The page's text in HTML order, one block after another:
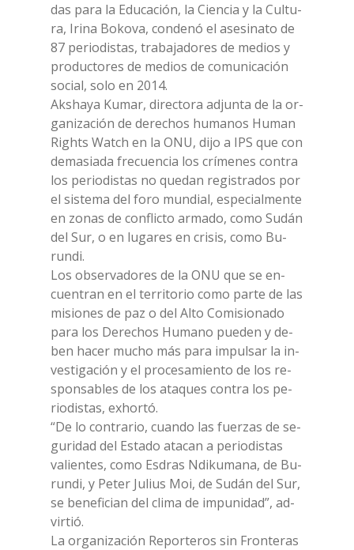
das para la Edu­ca­ción, la Cien­cia y la Cul­tu­
ra, Iri­na Bo­ko­va, con­de­nó el ase­si­na­to de
87 pe­rio­di­stas, tra­ba­ja­do­res de me­dios y
pro­duc­to­res de me­dios de co­mu­ni­ca­ción
so­cial, solo en 2014.
Ak­sha­ya Ku­mar, di­rec­to­ra ad­jun­ta de la or­
ga­ni­za­ción de de­re­chos hu­ma­nos Hu­man
Rights Wat­ch en la ONU, dijo a IPS que con
de­ma­sia­da fre­cuen­cia los crí­me­nes con­tra
los pe­rio­di­stas no que­dan re­gi­stra­dos por
el si­ste­ma del foro mun­dial, espe­cial­men­te
en zo­nas de con­flic­to ar­ma­do, como Su­dán
del Sur, o en lu­ga­res en cri­sis, como Bu­
run­di.
Los ob­ser­va­do­res de la ONU que se en­
cuen­tran en el ter­ri­to­rio como par­te de las
mi­sio­nes de paz o del Alto Co­mi­sio­na­do
para los De­re­chos Hu­ma­no pue­den y de­
ben ha­cer mu­cho más para im­pul­sar la in­
ve­sti­ga­ción y el pro­ce­sa­mien­to de los re­
spon­sa­bles de los ata­ques con­tra los pe­
rio­di­stas, ex­hor­tó.
“De lo con­tra­rio, cuan­do las fuer­zas de se­
gu­ri­dad del Esta­do ata­can a pe­rio­di­stas
va­lien­tes, como Esdras Ndi­ku­ma­na, de Bu­
run­di, y Pe­ter Ju­lius Moi, de Su­dán del Sur,
se be­ne­fi­cian del cli­ma de im­pu­ni­dad”, ad­
vir­tió.
La or­ga­ni­za­ción Re­por­te­ros sin Fron­te­ras